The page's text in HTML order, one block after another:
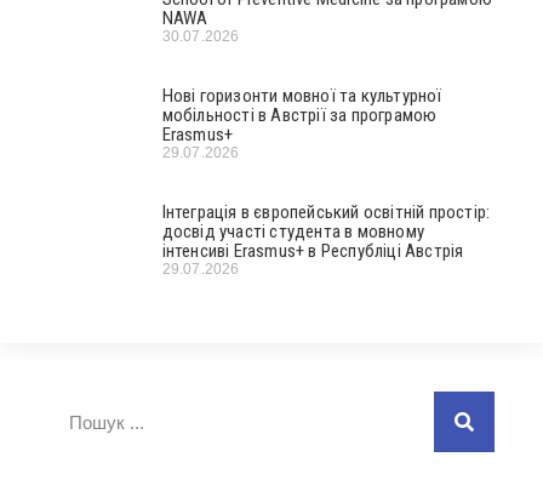
NAWA
30.07.2026
Нові горизонти мовної та культурної
мобільності в Австрії за програмою
Erasmus+
29.07.2026
Інтеграція в європейський освітній простір:
досвід участі студента в мовному
інтенсиві Erasmus+ в Республіці Австрія
29.07.2026